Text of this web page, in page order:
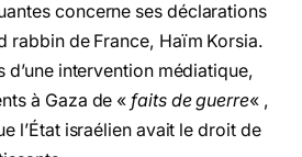
concerne ses déclarations
rabbin de France, Haïm Korsia.
d’une intervention médiatique,
à Gaza de «faits de guerre« ,
l’État israélien avait le droit de